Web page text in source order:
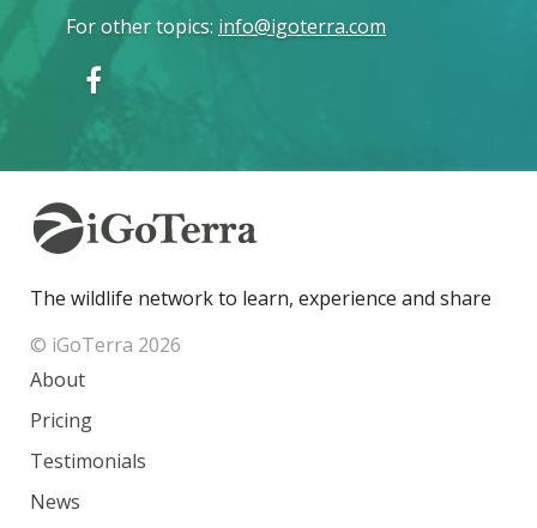
For other topics: info@igoterra.com
The wildlife network to learn, experience and share
© iGoTerra 2026
About
Pricing
Testimonials
News